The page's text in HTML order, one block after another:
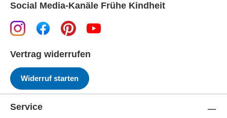
Social Media-Kanäle Frühe Kindheit
Vertrag widerrufen
Widerruf starten
Service